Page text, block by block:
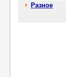
Разное